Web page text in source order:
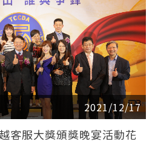
2021/12/17
客服大獎頒獎晚宴活動花